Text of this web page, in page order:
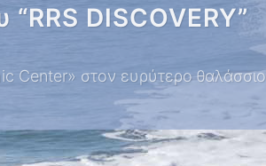
DISCOVERY”
Center» στον ευρύτερο θαλάσσιο